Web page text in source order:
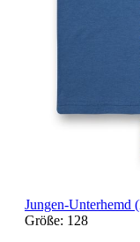
Jungen-Unterhemd
Größe: 128